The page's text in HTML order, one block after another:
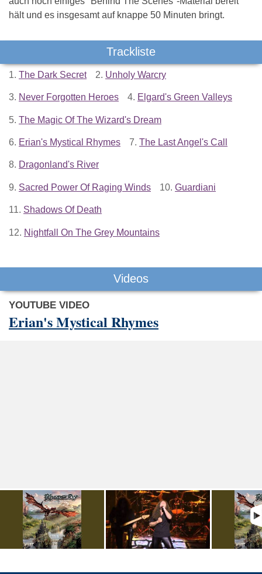
hält und es insgesamt auf knappe 50 Minuten bringt.
Trackliste
1. The Dark Secret 2. Unholy Warcry
3. Never Forgotten Heroes 4. Elgard's Green Valleys
5. The Magic Of The Wizard's Dream
6. Erian's Mystical Rhymes 7. The Last Angel's Call
8. Dragonland's River
9. Sacred Power Of Raging Winds 10. Guardiani
11. Shadows Of Death
12. Nightfall On The Grey Mountains
Videos
YOUTUBE VIDEO
Erian's Mystical Rhymes